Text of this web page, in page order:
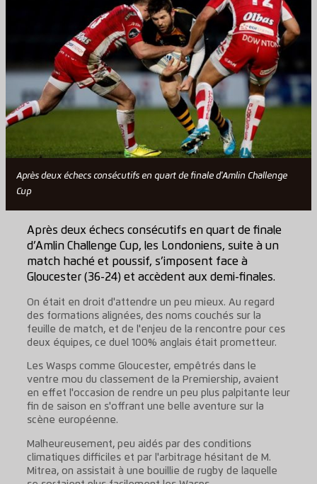
Après deux échecs consécutifs en quart de finale d'Amlin Challenge
Cup
Après deux échecs consécutifs en quart de finale
d’Amlin Challenge Cup, les Londoniens, suite à un
match haché et poussif, s’imposent face à
Gloucester (36-24) et accèdent aux demi-finales.
On était en droit d'attendre un peu mieux. Au regard
des formations alignées, des noms couchés sur la
feuille de match, et de l'enjeu de la rencontre pour ces
deux équipes, ce duel 100% anglais était prometteur.
Les Wasps comme Gloucester, empêtrés dans le
ventre mou du classement de la Premiership, avaient
en effet l'occasion de rendre un peu plus palpitante leur
fin de saison en s'offrant une belle aventure sur la
scène européenne.
Malheureusement, peu aidés par des conditions
climatiques difficiles et par l'arbitrage hésitant de M.
Mitrea, on assistait à une bouillie de rugby de laquelle